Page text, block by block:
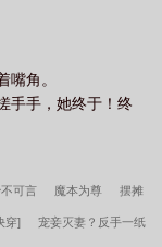
角。
手手，她终于！终
可言 魔本为尊 摆摊
穿] 宠妾灭妻？反手一纸